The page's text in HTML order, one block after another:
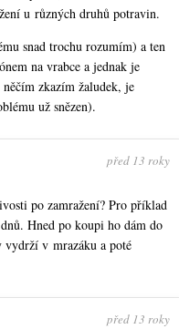
u různých druhů potravin.
snad trochu rozumím) a ten
na vrabce a jednak je
zkazím žaludek, je
už snězen).
před 13 roky
po zamražení? Pro příklad
Hned po koupi ho dám do
vydrží v mrazáku a poté
před 13 roky